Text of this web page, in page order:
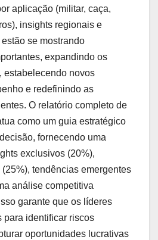
aplicação (militar, caça,
insights regionais e
se mostrando
expandindo os
estabelecendo novos
e redefinindo as
O relatório completo de
como um guia estratégico
fornecendo uma
exclusivos (20%),
tendências emergentes
análise competitiva
garante que os líderes
para identificar riscos
oportunidades lucrativas